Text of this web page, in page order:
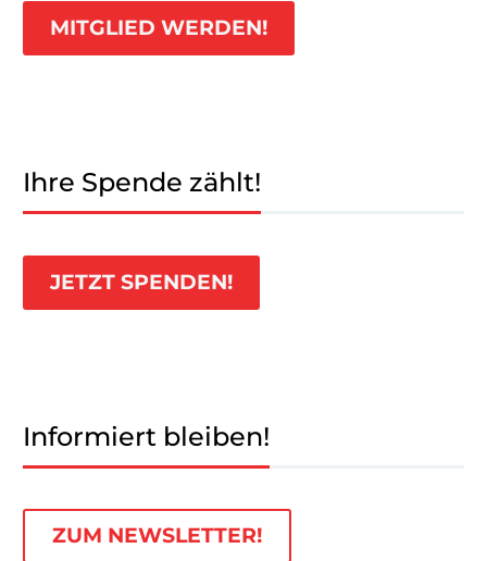
MITGLIED WERDEN!
Ihre Spende zählt!
JETZT SPENDEN!
Informiert bleiben!
ZUM NEWSLETTER!